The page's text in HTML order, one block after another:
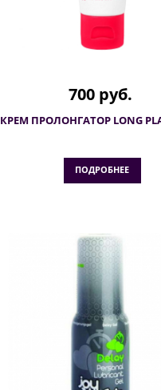
700 руб.
КРЕМ ПРОЛОНГАТОР LONG
ПОДРОБНЕЕ